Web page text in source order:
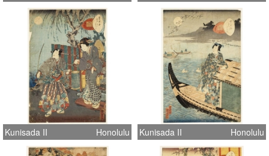
Kunisada II Honolulu Kunisada II Honolulu